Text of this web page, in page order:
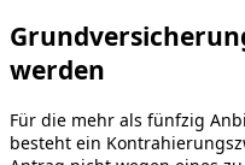
werden
Für die mehr als fünfzig
besteht ein